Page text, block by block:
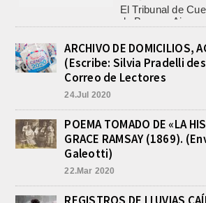
PRE-FEDERAL
BASQUET EN
ATHLETIC
TRIANGULAR
agosto 6, 2026
Por el torneo Pre-
el equipo de
se...
INFORME DE
LOBOS,
En las primeras
ARCHIVO DE DOMICILIOS,
(Escribe: Silvia Pradelli
Correo de Lectores
24.Jul 2020
POEMA TOMADO DE «LA
GRACE RAMSAY (1869).
Galeotti)
22.Mar 2020